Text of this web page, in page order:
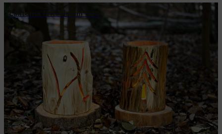
Lanterna feita de um toro